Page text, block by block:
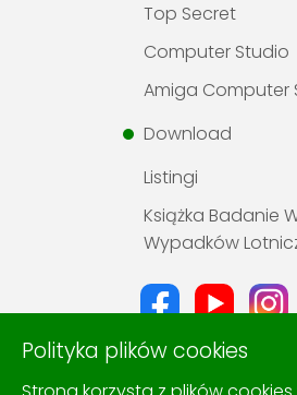
Top Secret
Computer Studio
Amiga Computer
Download
Listingi
Książka Badanie
Wypadków
Polityka plików cookies